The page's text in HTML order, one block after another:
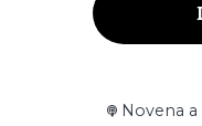
Novena